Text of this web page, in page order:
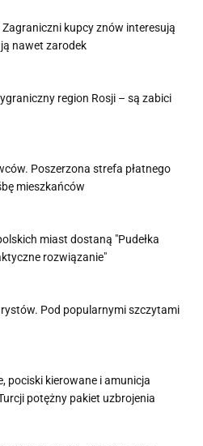
kupcy znów interesują
nawet zarodek
region Rosji – są zabici
Poszerzona strefa płatnego
mieszkańców
miast dostaną "Pudełka
rozwiązanie"
Pod popularnymi szczytami
pociski kierowane i amunicja
potężny pakiet uzbrojenia